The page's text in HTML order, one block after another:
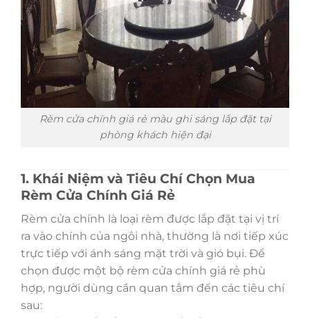
Rèm cửa chính giá rẻ màu ghi sáng lắp đặt tại
phòng khách hiện đại
1. Khái Niệm và Tiêu Chí Chọn Mua
Rèm Cửa Chính Giá Rẻ
Rèm cửa chính là loại rèm được lắp đặt tại vị trí
ra vào chính của ngôi nhà, thường là nơi tiếp xúc
trực tiếp với ánh sáng mặt trời và gió bụi. Để
chọn được một bộ rèm cửa chính giá rẻ phù
hợp, người dùng cần quan tâm đến các tiêu chí
sau: